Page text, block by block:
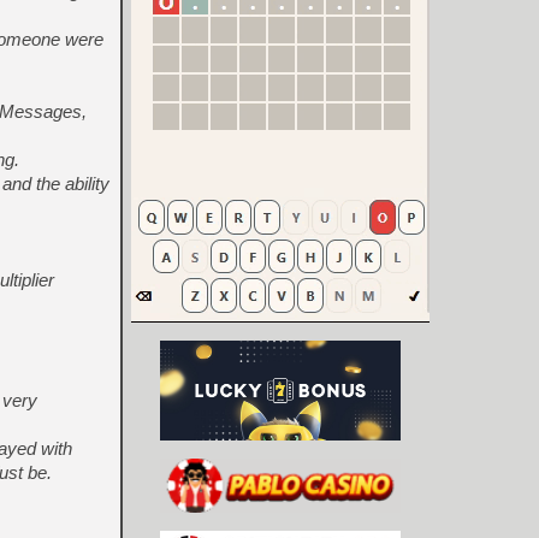
were
the ability
very
with
be.